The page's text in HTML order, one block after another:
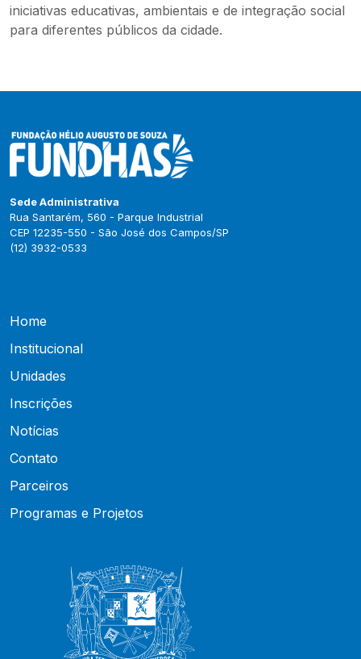
iniciativas educativas, ambientais e de integração social
para diferentes públicos da cidade.
Sede Administrativa
Rua Santarém, 560 - Parque Industrial
CEP 12235-550 - São José dos Campos/SP
(12) 3932-0533
Home
Institucional
Unidades
Inscrições
Notícias
Contato
Parceiros
Programas e Projetos